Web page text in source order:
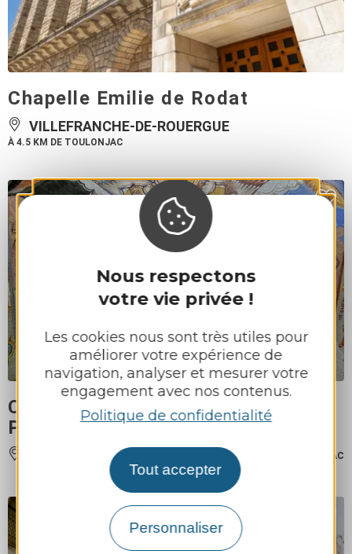
Nous respectons
votre vie privée !
Les cookies nous sont très utiles pour
améliorer votre expérience de
navigation, analyser et mesurer votre
engagement avec nos contenus.
Politique de confidentialité
Tout accepter
Personnaliser
Chapelle Emilie de Rodat
VILLEFRANCHE-DE-ROUERGUE
À 4.5 KM DE TOULONJAC
Chapelle Notre-Dame de Treize
Pierres
VILLEFRANCHE-DE-ROUERGUE À 3 KM DE TOULONJAC